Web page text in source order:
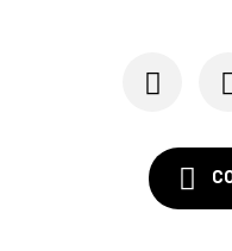
Le Stade Malherbe